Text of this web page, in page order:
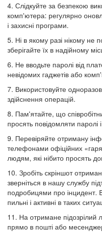
4. Слідкуйте за безпекою
комп'ютера: регулярно
і захисні програми.
5. Ні в якому разі нікому не
зберігайте їх в надійному
6. Не вводьте паролі від
невідомих гаджетів або
7. Використовуйте
здійснення операцій.
8. Пам'ятайте, що
просять повідомляти
9. Перевіряйте отриману
телефонами офіційних
людям, які нібито просять
10. Зробіть скріншот
зверніться в нашу службу
подробицями про інцидент.
пильні і активні в таких
11. На отримане
прямо в пошті або